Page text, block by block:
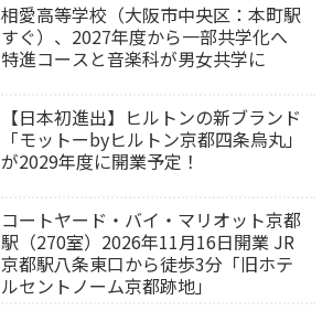
相愛高等学校（大阪市中央区：本町駅
すぐ）、2027年度から一部共学化へ
特進コースと音楽科が男女共学に
【日本初進出】ヒルトンの新ブランド
「モットーbyヒルトン京都四条烏丸」
が2029年度に開業予定！
コートヤード・バイ・マリオット京都
駅（270室）2026年11月16日開業 JR
京都駅八条東口から徒歩3分「旧ホテ
ルセントノーム京都跡地」